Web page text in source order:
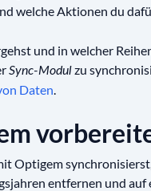
welche Aktionen du
und in welcher
Sync-Modulzu
Daten
Optigem
entfernen und